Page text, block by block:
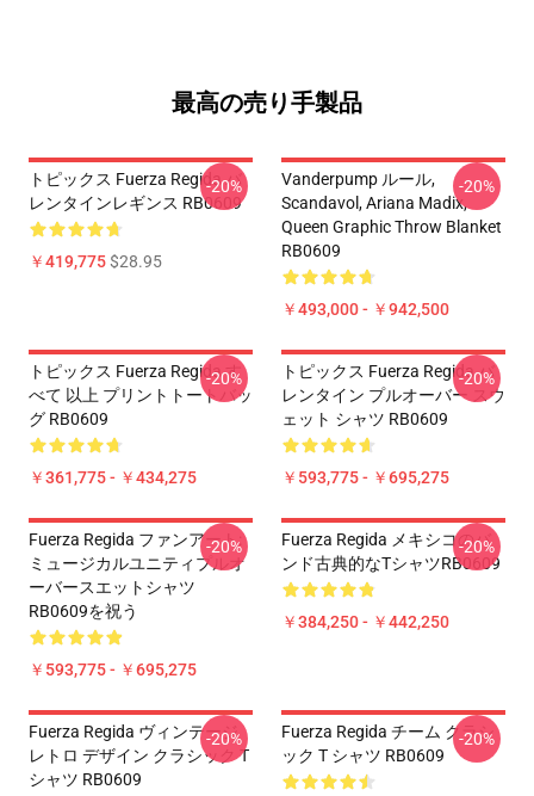
最高の売り手製品
トピックス Fuerza Regida バ
レンタインレギンス RB0609
￥419,775$28.95
-20%
Vanderpump ルール,
Scandavol, Ariana Madix,
Queen Graphic Throw Blanket
RB0609
￥493,000 - ￥942,500
-20%
トピックス Fuerza Regida す
べて 以上 プリントトートバッ
グ RB0609
￥361,775 - ￥434,275
-20%
トピックス Fuerza Regida バ
レンタイン プルオーバー スウ
ェット シャツ RB0609
￥593,775 - ￥695,275
-20%
Fuerza Regida ファンアート:
ミュージカルユニティプルオ
ーバースエットシャツ
RB0609を祝う
￥593,775 - ￥695,275
-20%
Fuerza Regida メキシコのバ
ンド古典的なTシャツRB0609
￥384,250 - ￥442,250
-20%
Fuerza Regida ヴィンテージ
レトロ デザイン クラシック T
シャツ RB0609
-20%
Fuerza Regida チーム クラシ
ック T シャツ RB0609
-20%